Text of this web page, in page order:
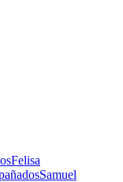
Felisa
Samuel